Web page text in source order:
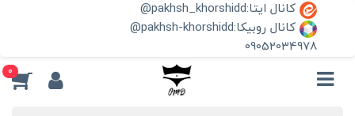
کانال ایتا:pakhsh_khorshidd@
کانال روبیکا:pakhsh-khorshidd@
09052034978
0